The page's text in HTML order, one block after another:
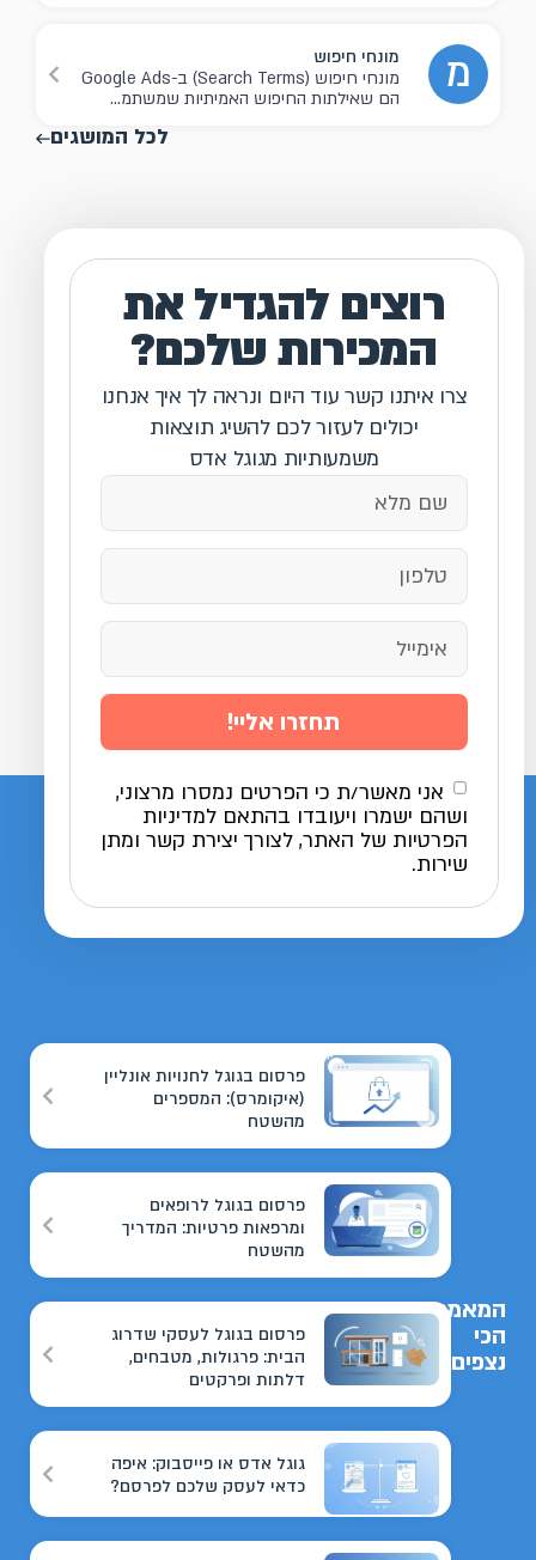
מ
מונחי חיפוש
מונחי חיפוש (Search Terms) ב-Google Ads
הם שאילתות החיפוש האמיתיות שמשתמ...
לכל המושגים
רוצים להגדיל את
המכירות שלכם?
צרו איתנו קשר עוד היום ונראה לך איך אנחנו
יכולים לעזור לכם להשיג תוצאות
משמעותיות מגוגל אדס
אני מאשר/ת כי הפרטים נמסרו מרצוני,
ושהם ישמרו ויעובדו בהתאם למדיניות
הפרטיות של האתר, לצורך יצירת קשר ומתן
שירות.
תחזרו אליי!
המאמרים
הכי
נצפים
פרסום בגוגל לחנויות אונליין
(איקומרס): המספרים
מהשטח
פרסום בגוגל לרופאים
ומרפאות פרטיות: המדריך
מהשטח
פרסום בגוגל לעסקי שדרוג
הבית: פרגולות, מטבחים,
דלתות ופרקטים
גוגל אדס או פייסבוק: איפה
כדאי לעסק שלכם לפרסם?